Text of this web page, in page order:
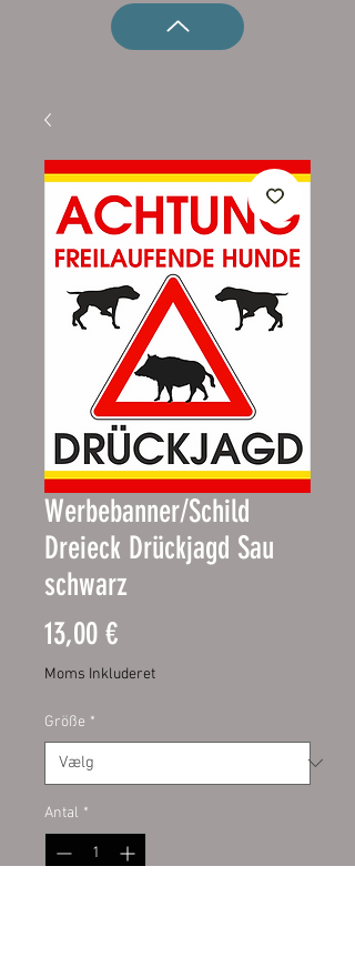
Werbebanner/Schild
Dreieck Drückjagd Sau
schwarz
13,00 €Pris
Moms Inkluderet
Größe *
Antal *